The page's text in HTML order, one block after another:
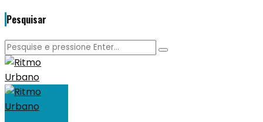
Pesquisar